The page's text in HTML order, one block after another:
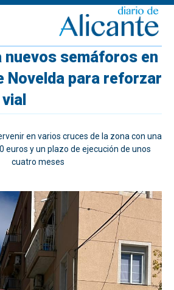
nuevos semáforos en
Novelda para reforzar
en varios cruces de la zona con una
euros y un plazo de ejecución de unos
cuatro meses